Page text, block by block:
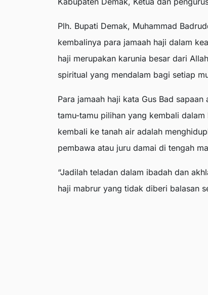
Plh. Bupati Demak, Muhammad
kembalinya para jamaah haji dalam
haji merupakan karunia besar dari
spiritual yang mendalam bagi setiap
Para jamaah haji kata Gus Bad
tamu-tamu pilihan yang kembali
kembali ke tanah air adalah
pembawa atau juru damai di tengah
“Jadilah teladan dalam ibadah dan
haji mabrur yang tidak diberi balasan